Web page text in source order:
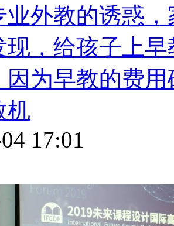
业外教的诱惑
现，给孩子上
因为早教的费
机
17:01